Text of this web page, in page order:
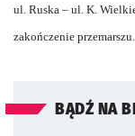
ul. Ruska – ul. K.
zakończenie przemarszu.
BĄDŹ NA